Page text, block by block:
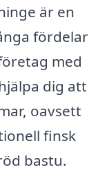
är en
fördelar
med
dig att
oavsett
finsk
bastu.